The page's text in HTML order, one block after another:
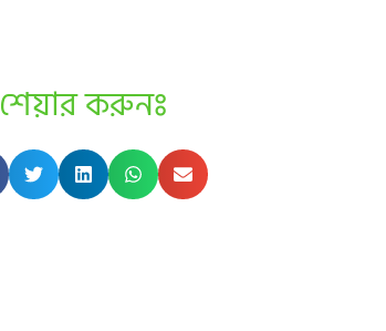
শেয়ার করুনঃ